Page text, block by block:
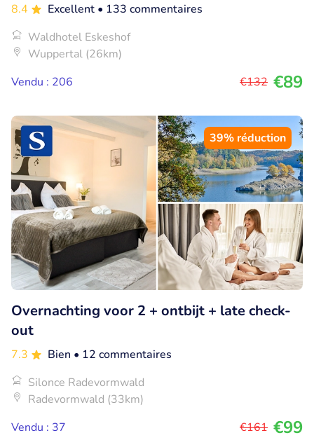
8.4 Excellent • 133 commentaires
Waldhotel Eskeshof
Wuppertal (26km)
Vendu : 206
€132 €89
39% réduction
Overnachting voor 2 + ontbijt + late check-
out
7.3 Bien • 12 commentaires
Silonce Radevormwald
Radevormwald (33km)
Vendu : 37
€161 €99